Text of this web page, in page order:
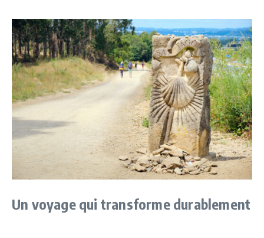
Un voyage qui transforme durablement